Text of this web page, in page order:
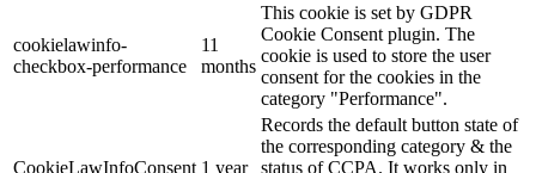
cookielawinfo-
checkbox-performance
11
months
This cookie is set by GDPR
Cookie Consent plugin. The
cookie is used to store the user
consent for the cookies in the
category "Performance".
CookieLawInfoConsent 1 year
Records the default button state of
the corresponding category & the
status of CCPA. It works only in